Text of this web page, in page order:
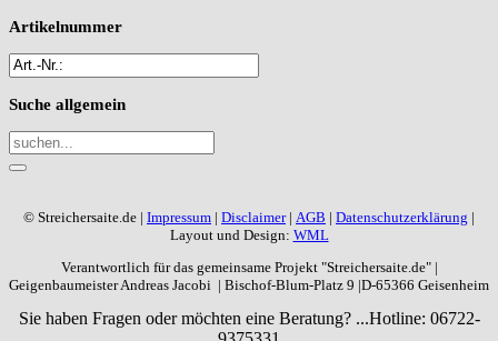
Artikelnummer
Suche allgemein
© Streichersaite.de | Impressum | Disclaimer| AGB | Datenschutzerklärung |
Layout und Design: WML
Verantwortlich für das gemeinsame Projekt "Streichersaite.de" |
Geigenbaumeister Andreas Jacobi | Bischof-Blum-Platz 9 |D-65366 Geisenheim
Sie haben Fragen oder möchten eine Beratung? ...Hotline: 06722-